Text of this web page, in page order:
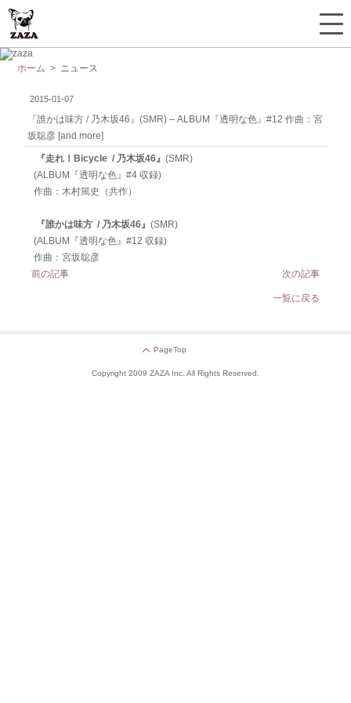
ホーム > ニュース
2015-01-07
『誰かは味方 / 乃木坂46』(SMR) – ALBUM『透明な色』#12 作曲：宮
坂聡彦 [and more]
『走れ！Bicycle / 乃木坂46』(SMR)
(ALBUM『透明な色』#4 収録)
作曲：木村篤史（共作）
『誰かは味方 / 乃木坂46』(SMR)
(ALBUM『透明な色』#12 収録)
作曲：宮坂聡彦
前の記事
次の記事
一覧に戻る
PageTop
Copyright 2009 ZAZA Inc. All Rights Reserved.